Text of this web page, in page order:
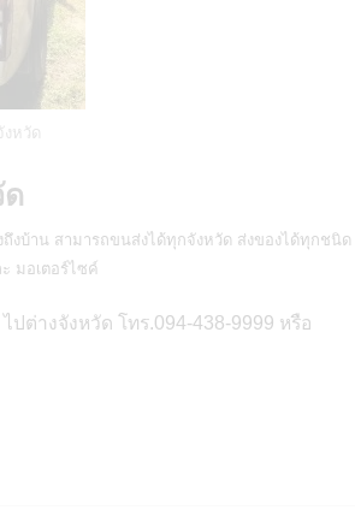
หวัด
งบ้าน สามารถขนส่งได้ทุกจังหวัด ส่งของได้ทุกชนิด
มอเตอร์ไซค์
ต่างจังหวัด โทร.094-438-9999 หรือ